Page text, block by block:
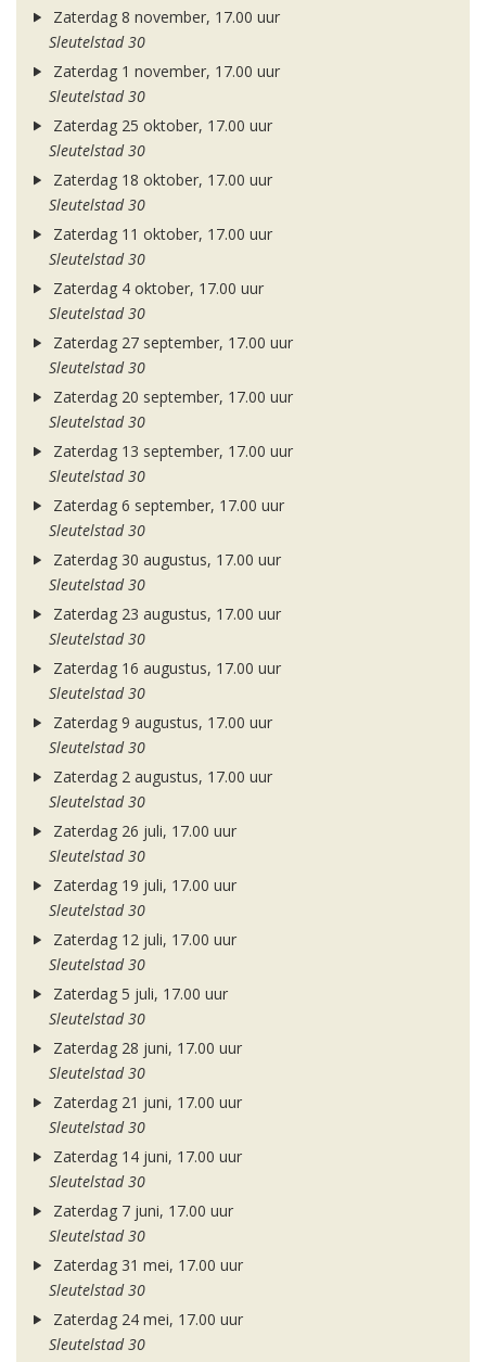
Zaterdag 8 november, 17.00 uur
Sleutelstad 30
Zaterdag 1 november, 17.00 uur
Sleutelstad 30
Zaterdag 25 oktober, 17.00 uur
Sleutelstad 30
Zaterdag 18 oktober, 17.00 uur
Sleutelstad 30
Zaterdag 11 oktober, 17.00 uur
Sleutelstad 30
Zaterdag 4 oktober, 17.00 uur
Sleutelstad 30
Zaterdag 27 september, 17.00 uur
Sleutelstad 30
Zaterdag 20 september, 17.00 uur
Sleutelstad 30
Zaterdag 13 september, 17.00 uur
Sleutelstad 30
Zaterdag 6 september, 17.00 uur
Sleutelstad 30
Zaterdag 30 augustus, 17.00 uur
Sleutelstad 30
Zaterdag 23 augustus, 17.00 uur
Sleutelstad 30
Zaterdag 16 augustus, 17.00 uur
Sleutelstad 30
Zaterdag 9 augustus, 17.00 uur
Sleutelstad 30
Zaterdag 2 augustus, 17.00 uur
Sleutelstad 30
Zaterdag 26 juli, 17.00 uur
Sleutelstad 30
Zaterdag 19 juli, 17.00 uur
Sleutelstad 30
Zaterdag 12 juli, 17.00 uur
Sleutelstad 30
Zaterdag 5 juli, 17.00 uur
Sleutelstad 30
Zaterdag 28 juni, 17.00 uur
Sleutelstad 30
Zaterdag 21 juni, 17.00 uur
Sleutelstad 30
Zaterdag 14 juni, 17.00 uur
Sleutelstad 30
Zaterdag 7 juni, 17.00 uur
Sleutelstad 30
Zaterdag 31 mei, 17.00 uur
Sleutelstad 30
Zaterdag 24 mei, 17.00 uur
Sleutelstad 30